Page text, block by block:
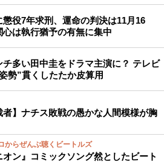
役7年求刑、運命の判決は11月16
は執行猶予の有無に集中
多い田中圭をドラマ主演に？ テレビ
勢”貫くしたたか皮算用
者】ナチス敗戦の愚かな人間模様が胸
からぜんぶ聴くビートルズ
オン』コミックソング然としたビート